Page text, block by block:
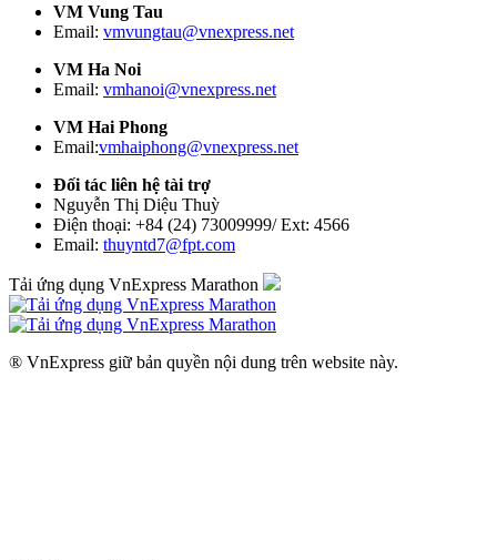
VM Vung Tau
Email: vmvungtau@vnexpress.net
VM Ha Noi
Email: vmhanoi@vnexpress.net
VM Hai Phong
Email:vmhaiphong@vnexpress.net
Đối tác liên hệ tài trợ
Nguyễn Thị Diệu Thuỳ
Điện thoại: +84 (24) 73009999/ Ext: 4566
Email: thuyntd7@fpt.com
Tải ứng dụng VnExpress Marathon
® VnExpress giữ bản quyền nội dung trên website này.